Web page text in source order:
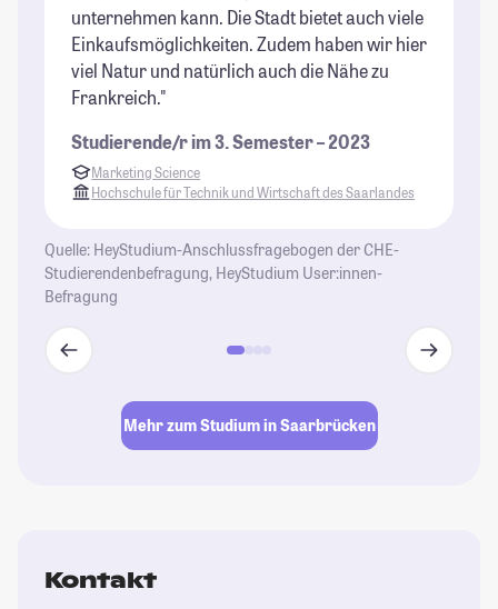
unternehmen kann. Die Stadt bietet auch viele
Einkaufsmöglichkeiten. Zudem haben wir hier
viel Natur und natürlich auch die Nähe zu
Frankreich."
Studierende/r im 3. Semester – 2023
Marketing Science
Hochschule für Technik und Wirtschaft des Saarlandes
Quelle: HeyStudium-Anschlussfragebogen der CHE-
Studierendenbefragung, HeyStudium User:innen-
Befragung
Mehr zum Studium in Saarbrücken
Kontakt